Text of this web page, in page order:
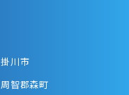
掛川市
周智郡森町